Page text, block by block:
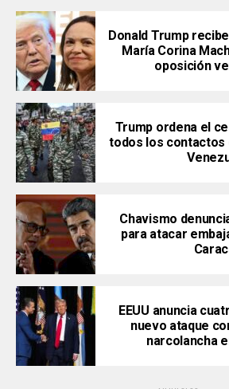
Donald Trump
María Corina
oposición
Trump ordena el
todos los contactos
Chavismo
para atacar
EEUU anuncia
nuevo ataque
narcolancha